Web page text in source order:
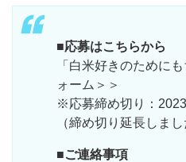
■応募はこちらから
「白米好きのために
ォーム＞＞
※応募締め切り：
（締め切り延長しまし
■ご連絡事項